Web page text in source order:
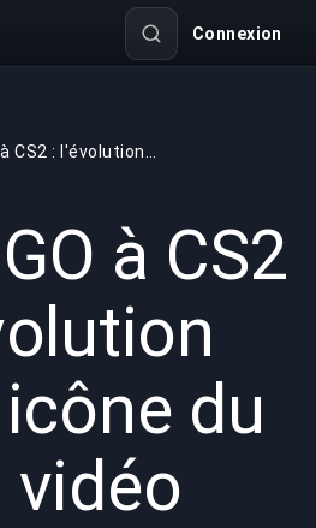
Connexion
à CS2
du
vidéo